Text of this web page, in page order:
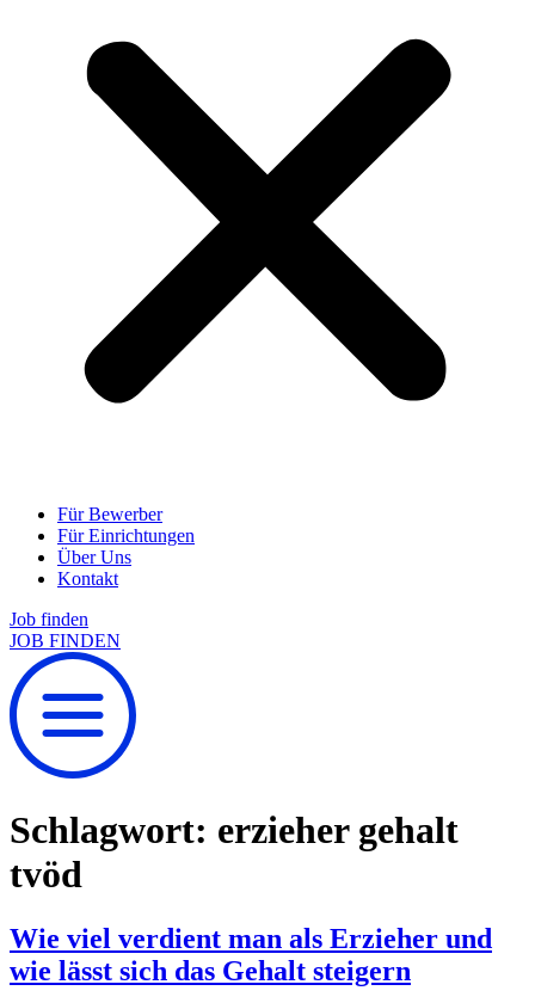
Für Bewerber
Für Einrichtungen
Über Uns
Kontakt
Job finden
JOB FINDEN
Schlagwort: erzieher gehalt
tvöd
Wie viel verdient man als Erzieher und
wie lässt sich das Gehalt steigern